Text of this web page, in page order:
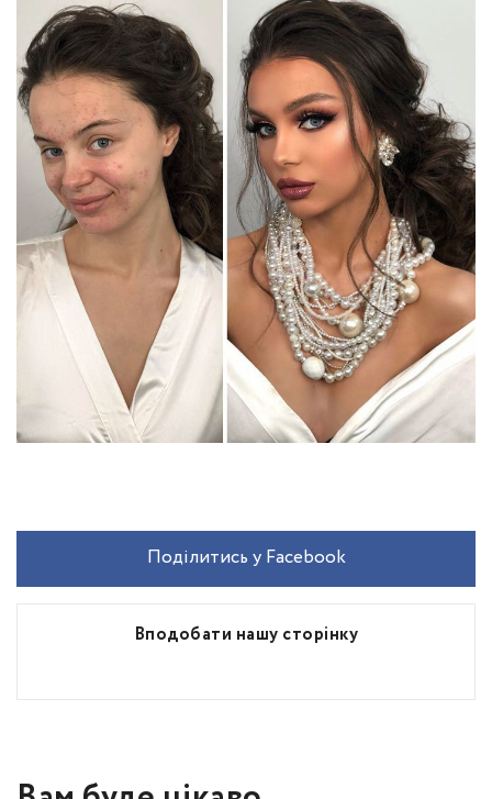
Вподобати нашу сторінку
Поділитись у Facebook